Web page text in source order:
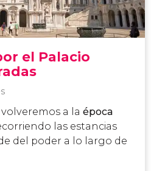
el Palacio
a la época
las estancias
del poder a lo largo de